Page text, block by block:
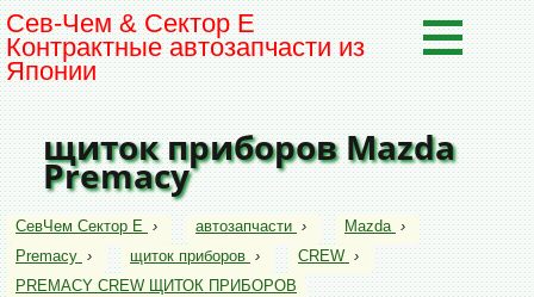
Сев-Чем & Сектор Е
Контрактные автозапчасти из
Японии
щиток приборов Mazda
Premacy
СевЧем Сектор Е › автозапчасти › Mazda ›
Premacy › щиток приборов › CREW ›
PREMACY CREW ЩИТОК ПРИБОРОВ